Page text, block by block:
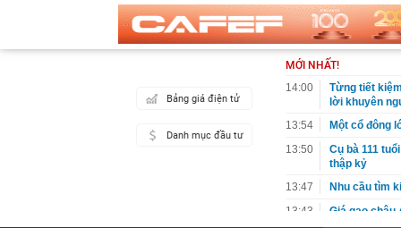
Bảng giá điện tử
Danh mục đầu tư
MỚI NHẤT!
14:00
Từng tiết
lời khuyên
13:54
Một cổ đông
13:50
Cụ bà 111
thập kỷ
13:47
Nhu cầu tìm
13:43
Giá gạo